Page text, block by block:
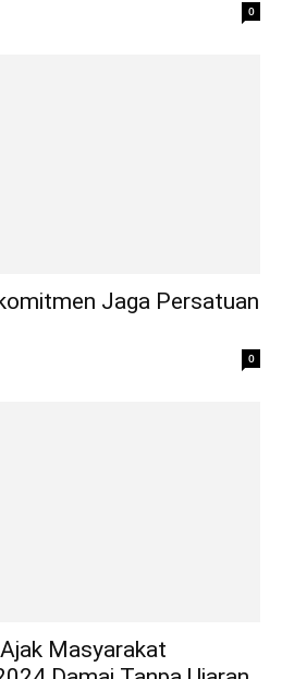
0
Jaga Persatuan
0
Masyarakat